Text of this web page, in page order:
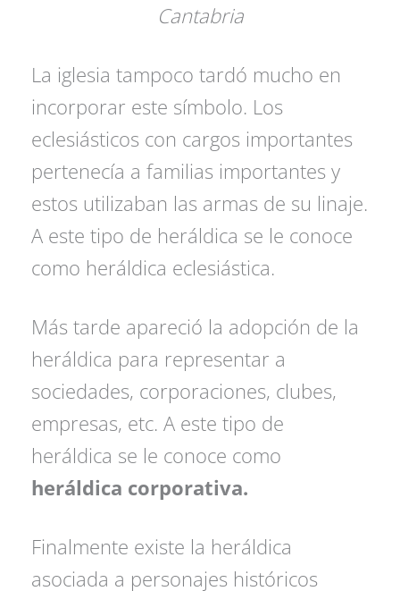
Cantabria
La iglesia tampoco tardó mucho en
incorporar este símbolo. Los
eclesiásticos con cargos importantes
pertenecía a familias importantes y
estos utilizaban las armas de su linaje.
A este tipo de heráldica se le conoce
como heráldica eclesiástica.
Más tarde apareció la adopción de la
heráldica para representar a
sociedades, corporaciones, clubes,
empresas, etc. A este tipo de
heráldica se le conoce como
heráldica corporativa.
Finalmente existe la heráldica
asociada a personajes históricos